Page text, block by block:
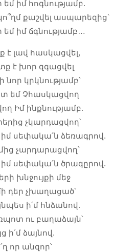
իմ հոգնությամբ.
քաշվել ասպարեզից`
իմ ճգնությամբ…
է լավ հասկացվել,
է խոր զգացվել
նոր կրկնությամբ՝
եմ Չհասկացվող
Իմ ինքնությամբ.
չկարդացվող՝
սեփակա՛ն ձեռագրով.
չարդարացվող՝
սեփակա՛ն ծրագըրով.
խնջույքի մեջ
դեր չխաղացած՝
ի՛մ հնձանով.
ու բաղաձայն՝
ի՛մ ձայնով.
որ անզոր՝